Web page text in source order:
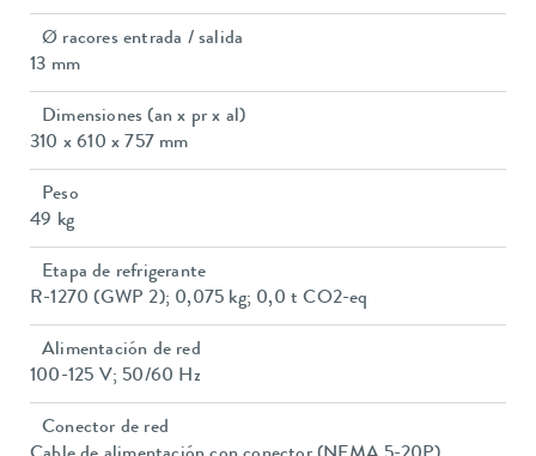
Ø racores entrada / salida
13 mm
Dimensiones (an x pr x al)
310 x 610 x 757 mm
Peso
49 kg
Etapa de refrigerante
R-1270 (GWP 2); 0,075 kg; 0,0 t CO2-eq
Alimentación de red
100-125 V; 50/60 Hz
Conector de red